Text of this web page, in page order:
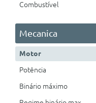
Combustível
Mecanica
Motor
Potência
Binário máximo